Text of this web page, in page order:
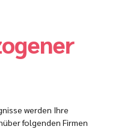
werden Ihre
folgenden Firmen